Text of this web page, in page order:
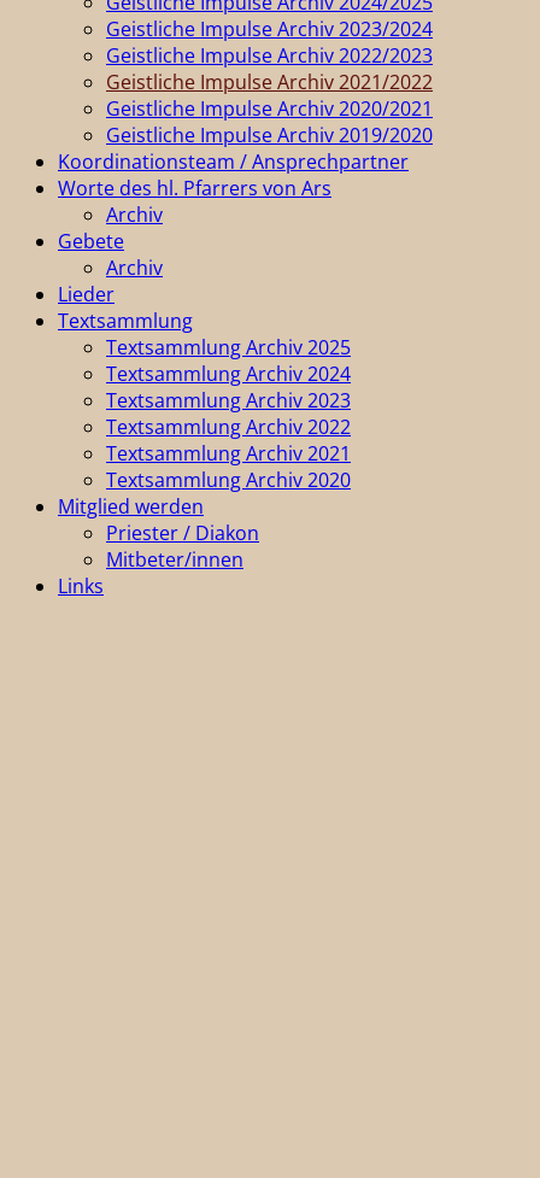
Geistliche Impulse Archiv 2023/2024
Geistliche Impulse Archiv 2022/2023
Geistliche Impulse Archiv 2021/2022
Geistliche Impulse Archiv 2020/2021
Geistliche Impulse Archiv 2019/2020
Koordinationsteam / Ansprechpartner
Worte des hl. Pfarrers von Ars
Archiv
Gebete
Archiv
Lieder
Textsammlung
Textsammlung Archiv 2025
Textsammlung Archiv 2024
Textsammlung Archiv 2023
Textsammlung Archiv 2022
Textsammlung Archiv 2021
Textsammlung Archiv 2020
Mitglied werden
Priester / Diakon
Mitbeter/innen
Links